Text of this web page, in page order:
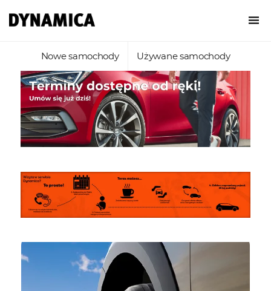
Nowe samochody Używane samochody